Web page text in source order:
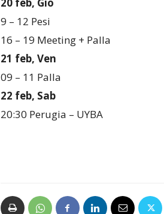
20 feb, Gio
9 – 12 Pesi
16 – 19 Meeting + Palla
21 feb, Ven
09 – 11 Palla
22 feb, Sab
20:30 Perugia – UYBA